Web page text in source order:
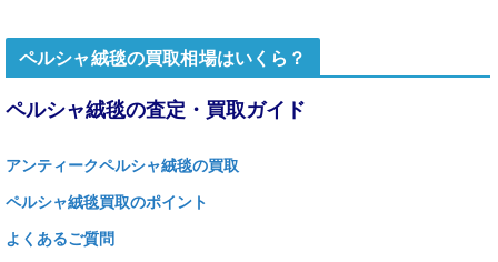
ペルシャ絨毯の買取相場はいくら？
ペルシャ絨毯の査定・買取ガイド
アンティークペルシャ絨毯の買取
ペルシャ絨毯買取のポイント
よくあるご質問